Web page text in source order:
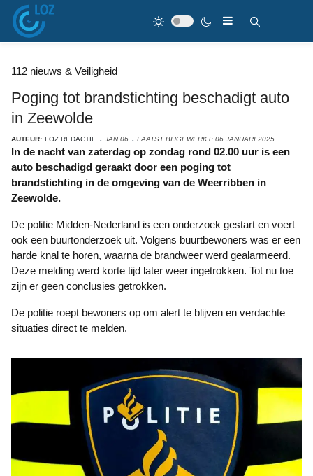
112 nieuws & Veiligheid
Poging tot brandstichting beschadigt auto
in Zeewolde
AUTEUR: LOZ REDACTIE JAN 06 LAATST BIJGEWERKT: 06 JANUARI 2025
In de nacht van zaterdag op zondag rond 02.00 uur is een
auto beschadigd geraakt door een poging tot
brandstichting in de omgeving van de Weerribben in
Zeewolde.
De politie Midden-Nederland is een onderzoek gestart en voert
ook een buurtonderzoek uit. Volgens buurtbewoners was er een
harde knal te horen, waarna de brandweer werd gealarmeerd.
Deze melding werd korte tijd later weer ingetrokken. Tot nu toe
zijn er geen conclusies getrokken.
De politie roept bewoners op om alert te blijven en verdachte
situaties direct te melden.